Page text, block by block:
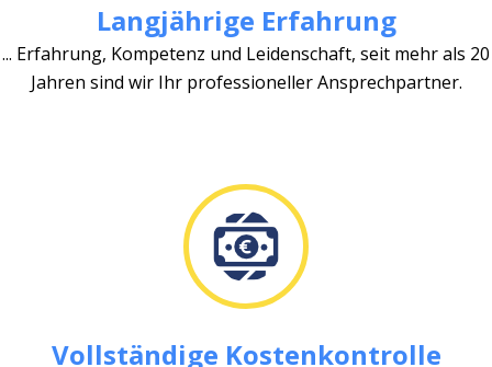
Langjährige Erfahrung
... Erfahrung, Kompetenz und Leidenschaft, seit mehr als 20
Jahren sind wir Ihr professioneller Ansprechpartner.
Vollständige Kostenkontrolle